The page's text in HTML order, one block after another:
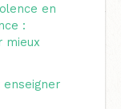
en
:
mieux